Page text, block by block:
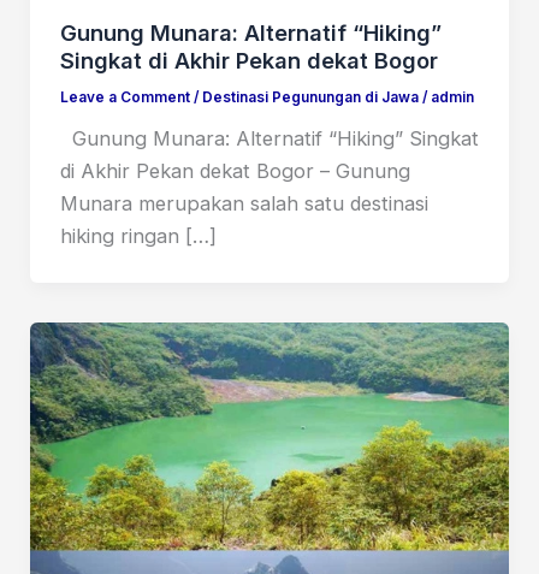
Gunung Munara: Alternatif “Hiking”
Singkat di Akhir Pekan dekat Bogor
Leave a Comment / Destinasi Pegunungan di Jawa/ admin
Gunung Munara: Alternatif “Hiking” Singkat
di Akhir Pekan dekat Bogor – Gunung
Munara merupakan salah satu destinasi
hiking ringan […]